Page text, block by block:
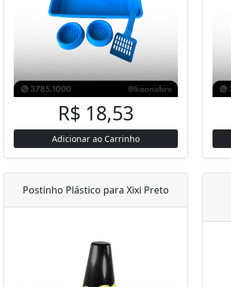
R$ 18,53
Adicionar ao Carrinho
Postinho Plástico para Xixi Preto